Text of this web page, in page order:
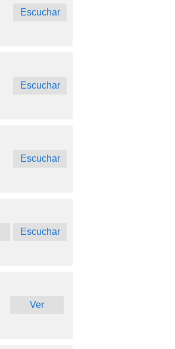
Escuchar
Escuchar
Escuchar
Escuchar
Ver